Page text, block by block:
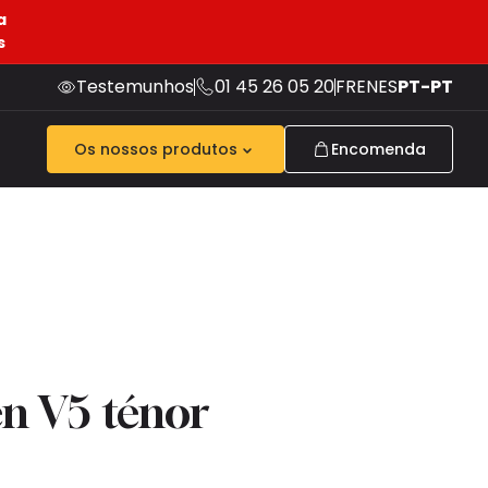
Testemunhos 01 45 26 05 20FRENESPT-PT
Os nossos produtos Encomenda
V5 ténor